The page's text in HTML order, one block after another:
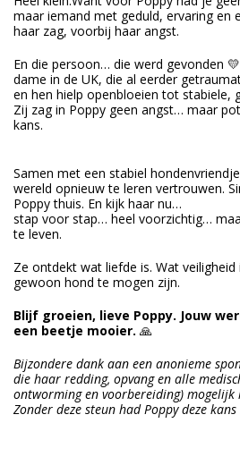
maar iemand met geduld, ervaring en
haar zag, voorbij haar angst.
En die persoon… die werd gevonden
dame in de UK, die al eerder
en hen hielp openbloeien tot stabiele,
Zij zag in Poppy geen angst… maar
kans.
Samen met een stabiel
wereld opnieuw te leren vertrouwen.
Poppy thuis. En kijk haar nu…
stap voor stap… heel voorzichtig…
te leven.
Ze ontdekt wat liefde is. Wat
gewoon hond te mogen zijn.
Blijf groeien, lieve Poppy. Jouw
een beetje mooier. 🙏
Bijzondere dank aan een anonieme
die haar redding, opvang en alle
ontworming en voorbereiding) mogelijk
Zonder deze steun had Poppy deze